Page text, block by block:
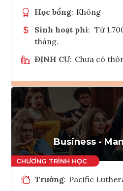
Học bổng: Không
Sinh hoạt phí: Từ
tháng.
ĐỊNH CƯ: Chưa có
Business -
Trường: Pacific